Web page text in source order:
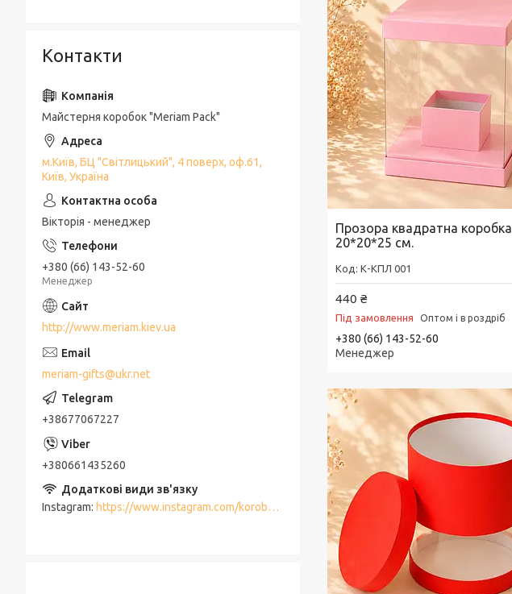
Прозора квадратна коробка
20*20*25 см.
К-КПЛ 001
440 ₴
Під замовлення Оптом і в роздріб
+380 (66) 143-52-60
Менеджер
Контакти
Майстерня коробок "Meriam Pack"
м.Київ, БЦ "Світлицький", 4 поверх, оф.61,
Київ, Україна
Вікторія - менеджер
+380 (66) 143-52-60
Менеджер
http://www.meriam.kiev.ua
meriam-gifts@ukr.net
+38677067227
+380661435260
Instagram https://www.instagram.com/korobki_meriam/